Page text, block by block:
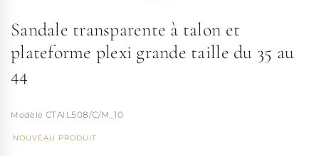
Sandale transparente à talon et
plateforme plexi grande taille du 35 au
44
CTAIL508/C/M_10
NOUVEAU PRODUIT